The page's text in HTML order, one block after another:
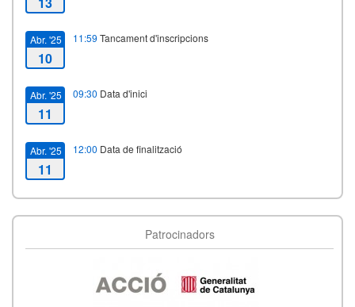
Abr. '25
10
11:59 Tancament d'inscripcions
Abr. '25
11
09:30 Data d'inici
Abr. '25
11
12:00 Data de finalització
Patrocinadors